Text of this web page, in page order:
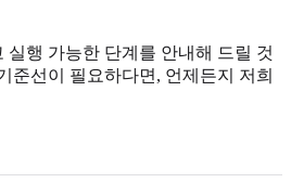
행 가능한 단계를 안내해 드릴 것
준선이 필요하다면, 언제든지 저희